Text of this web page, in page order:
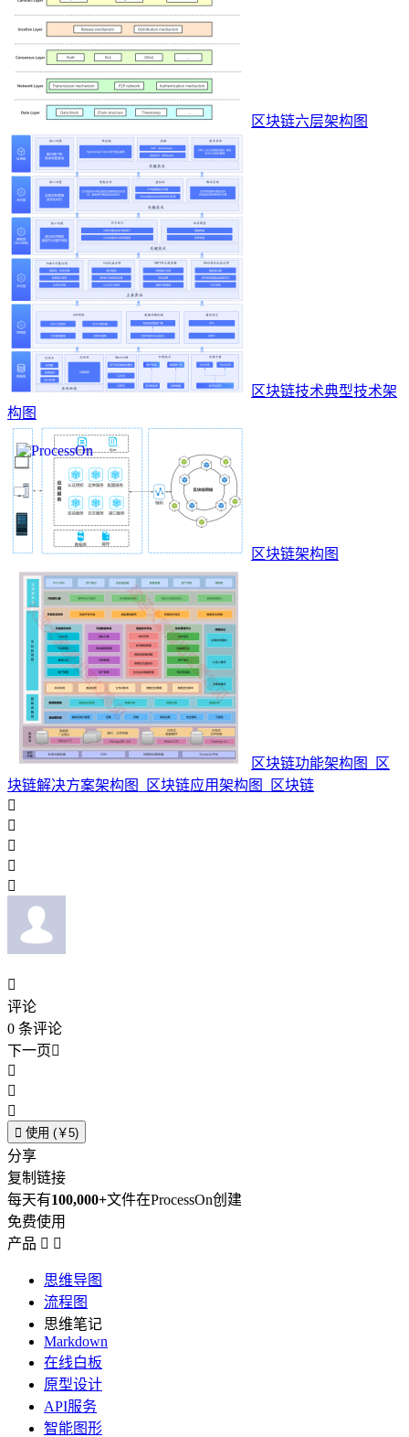
区块链六层架构图
区块链技术典型技术架
构图
区块链架构图
区块链功能架构图_区
块链解决方案架构图_区块链应用架构图_区块链






评论
0 条评论
下一页



 使用 (￥5)
分享
复制链接
每天有100,000+文件在ProcessOn创建
免费使用
产品  
思维导图
流程图
思维笔记
Markdown
在线白板
原型设计
API服务
智能图形